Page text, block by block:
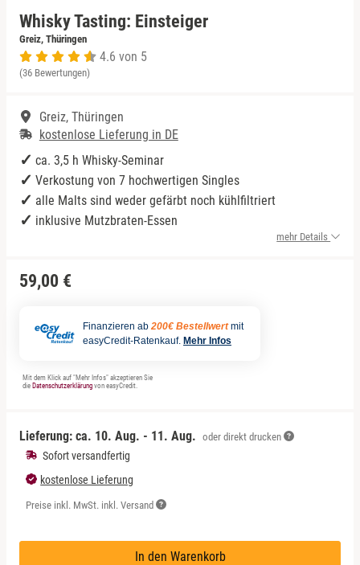
Whisky Tasting: Einsteiger
Greiz, Thüringen
4.6 von 5
(36 Bewertungen)
Greiz, Thüringen
kostenlose Lieferung in DE
ca. 3,5 h Whisky-Seminar
Verkostung von 7 hochwertigen Singles
alle Malts sind weder gefärbt noch kühlfiltriert
inklusive Mutzbraten-Essen
mehr Details
59,00 €
Finanzieren ab 200€ Bestellwert mit
easyCredit-Ratenkauf. Mehr Infos
Mit dem Klick auf "Mehr Infos" akzeptieren Sie
die Datenschutzerklärung von easyCredit.
Lieferung: ca. 10. Aug. - 11. Aug. oder direkt drucken
Sofort versandfertig
kostenlose Lieferung
Preise inkl. MwSt. inkl. Versand
In den Warenkorb
Niedersachsen
NRW
Rheinland-Pfalz
Saarland
Sachsen
Schleswig-Holstein
Thüringen
Rum Tasting
Schokolade
Sekt Tasting
Tequila
Wein Tasting